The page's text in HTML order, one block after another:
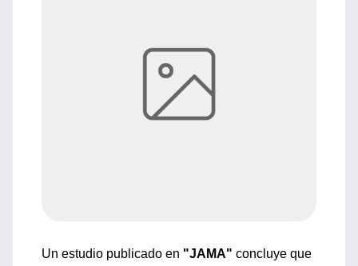
Un estudio publicado en "JAMA" concluye que